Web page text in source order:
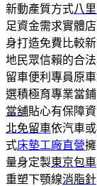
新動產質方式八
足資金需求實體
身打造免費比較
地民眾信賴的合
留車便利專員原
選積極育專業當
當舖貼心有保障
北免留車依汽車
式床墊工廠直營
量身定製東京包車
重塑下顎線消脂針